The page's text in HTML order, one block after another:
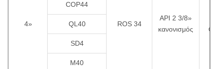
4» ROS 34
API 2 3/8»
κανονισμός
COP44
QL40
SD4
M40